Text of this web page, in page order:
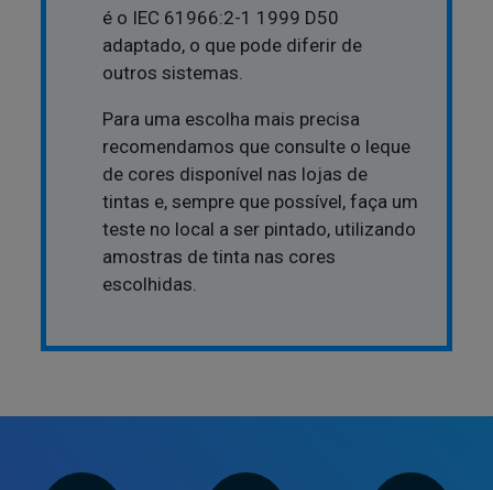
é o IEC 61966:2-1 1999 D50
adaptado, o que pode diferir de
outros sistemas.
Para uma escolha mais precisa
recomendamos que consulte o leque
de cores disponível nas lojas de
tintas e, sempre que possível, faça um
teste no local a ser pintado, utilizando
amostras de tinta nas cores
escolhidas.